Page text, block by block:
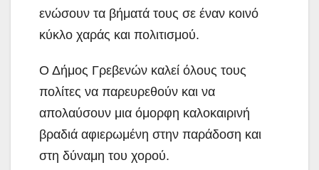
ενώσουν τα βήματά τους σε έναν κοινό
κύκλο χαράς και πολιτισμού.
Ο Δήμος Γρεβενών καλεί όλους τους
πολίτες να παρευρεθούν και να
απολαύσουν μια όμορφη καλοκαιρινή
βραδιά αφιερωμένη στην παράδοση και
στη δύναμη του χορού.